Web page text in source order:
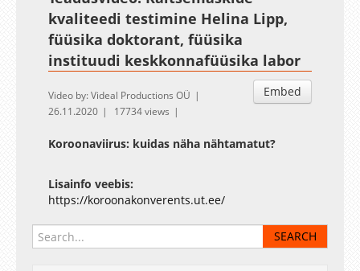
kvaliteedi testimine Helina Lipp,
füüsika doktorant, füüsika
instituudi keskkonnafüüsika labor
Embed
Video by: Videal Productions OÜ
26.11.2020
17734 views
Koroonaviirus: kuidas näha nähtamatut?
Lisainfo veebis:
https://koroonakonverents.ut.ee/